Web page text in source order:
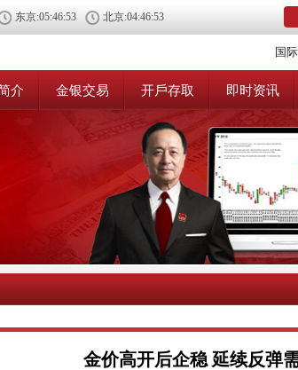
东京:05:46:54 北京:04:46:54
国
介 金银交易 开戶存取 即时资讯
金价高开后企稳 延续反弹